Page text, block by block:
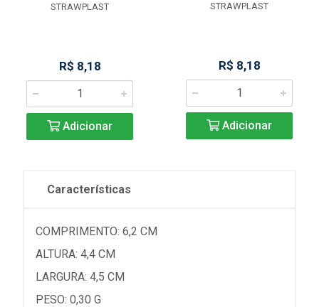
STRAWPLAST
R$ 8,18
Adicionar
STRAWPLAST
R$ 8,18
Adicionar
Características
COMPRIMENTO: 6,2 CM
ALTURA: 4,4 CM
LARGURA: 4,5 CM
PESO: 0,30 G